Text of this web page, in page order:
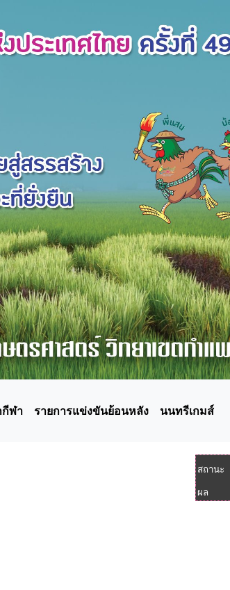
ฬา รายการแข่งขันย้อนหลัง นนทรีเกมส์
สถานะ
ผล